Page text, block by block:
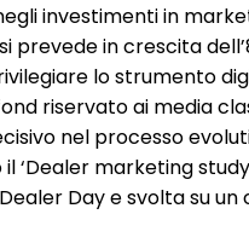
investimenti in
in crescita
lo strumento
riservato ai media
nel processo
marketing
Day e svolta su